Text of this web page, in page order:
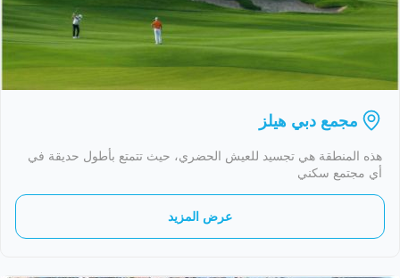
مجمع دبي هيلز
هذه المنطقة هي تجسيد للعيش الحضري، حيث تتمتع بأطول حديقة في
أي مجتمع سكني
عرض المزيد